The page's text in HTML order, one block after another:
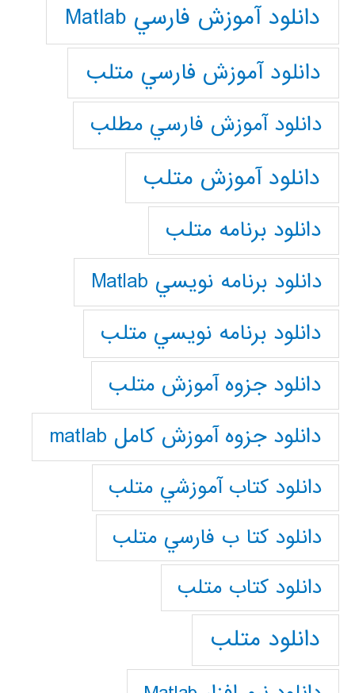
دانلود آموزش فارسي Matlab
دانلود آموزش فارسي متلب
دانلود آموزش فارسي مطلب
دانلود آموزش متلب
دانلود برنامه متلب
دانلود برنامه نويسي Matlab
دانلود برنامه نويسي متلب
دانلود جزوه آموزش متلب
دانلود جزوه آموزش کامل matlab
دانلود كتاب آموزشي متلب
دانلود كتا ب فارسي متلب
دانلود كتاب متلب
دانلود متلب